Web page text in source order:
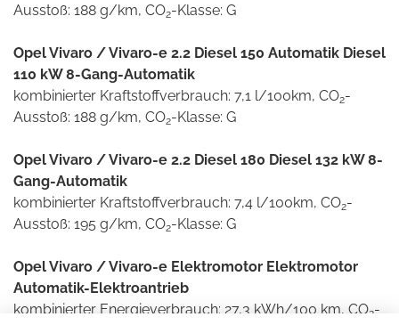
Ausstoß: 188 g/km, CO2-Klasse: G
Opel Vivaro / Vivaro-e 2.2 Diesel 150 Automatik Diesel
110 kW 8-Gang-Automatik
kombinierter Kraftstoffverbrauch: 7,1 l/100km, CO2-
Ausstoß: 188 g/km, CO2-Klasse: G
Opel Vivaro / Vivaro-e 2.2 Diesel 180 Diesel 132 kW 8-
Gang-Automatik
kombinierter Kraftstoffverbrauch: 7,4 l/100km, CO2-
Ausstoß: 195 g/km, CO2-Klasse: G
Opel Vivaro / Vivaro-e Elektromotor Elektromotor
Automatik-Elektroantrieb
kombinierter Energieverbrauch: 27,3 kWh/100 km, CO2-